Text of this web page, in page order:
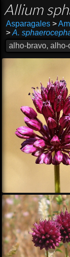
Allium
Asparagales >
> A.
alho-bravo,